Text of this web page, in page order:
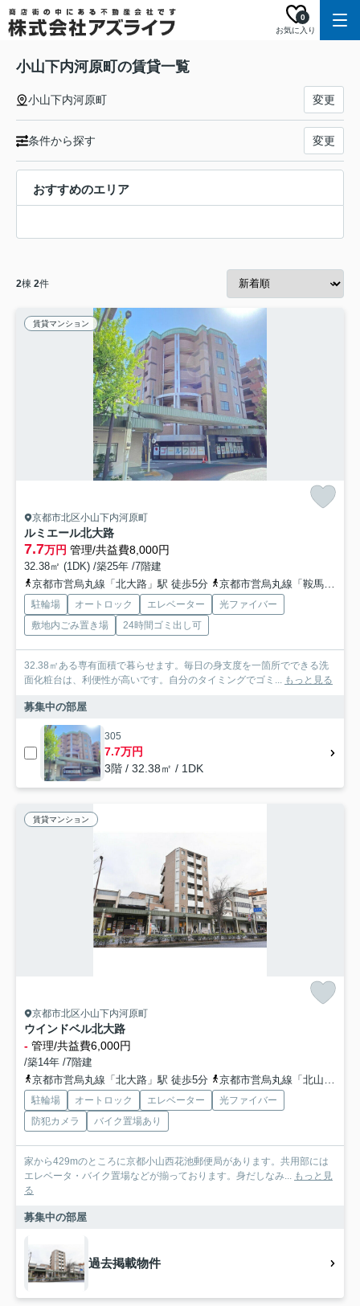
お気に入り
0
小山下内河原町の賃貸一覧
小山下内河原町 変更
条件から探す 変更
おすすめのエリア
2棟 2件
賃貸マンション
京都市北区小山下内河原町
ルミエール北大路
7.7万円 管理/共益費8,000円
32.38㎡ (1DK) /築25年 /7階建
京都市営烏丸線「北大路」駅 徒歩5分
京都市営烏丸線「鞍馬口」駅 徒歩11分
駐輪場 オートロック エレベーター
光ファイバー
敷地内ごみ置き場
24時間ゴミ出し可
32.38㎡ある専有面積で暮らせます。毎日の身支度を一箇所でできる洗
面化粧台は、利便性が高いです。自分のタイミングでゴミ... もっと見る
募集中の部屋
305
7.7万円
3階 / 32.38㎡ / 1DK
賃貸マンション
京都市北区小山下内河原町
ウインドベル北大路
- 管理/共益費6,000円
/築14年 /7階建
京都市営烏丸線「北大路」駅 徒歩5分
京都市営烏丸線「北山」駅 徒歩19分
駐輪場 オートロック エレベーター
光ファイバー
防犯カメラ
バイク置場あり
家から429mのところに京都小山西花池郵便局があります。共用部には
エレベータ・バイク置場などが揃っております。身だしなみ... もっと見
る
募集中の部屋
過去掲載物件